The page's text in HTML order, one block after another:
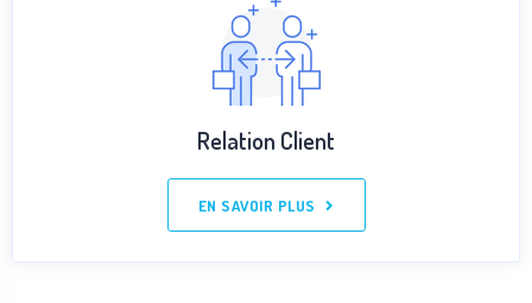
Relation Client
EN SAVOIR PLUS